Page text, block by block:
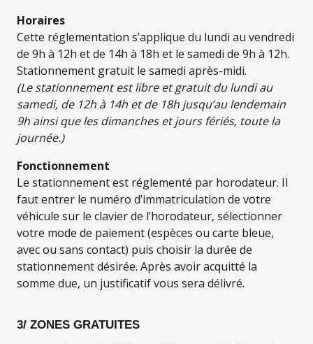
Horaires
Cette réglementation s’applique du lundi au vendredi
de 9h à 12h et de 14h à 18h et le samedi de 9h à 12h.
Stationnement gratuit le samedi après-midi.
(Le stationnement est libre et gratuit du lundi au
samedi, de 12h à 14h et de 18h jusqu’au lendemain
9h ainsi que les dimanches et jours fériés, toute la
journée.)
Fonctionnement
Le stationnement est réglementé par horodateur. Il
faut entrer le numéro d’immatriculation de votre
véhicule sur le clavier de l’horodateur, sélectionner
votre mode de paiement (espèces ou carte bleue,
avec ou sans contact) puis choisir la durée de
stationnement désirée. Après avoir acquitté la
somme due, un justificatif vous sera délivré.
3/ ZONES GRATUITES